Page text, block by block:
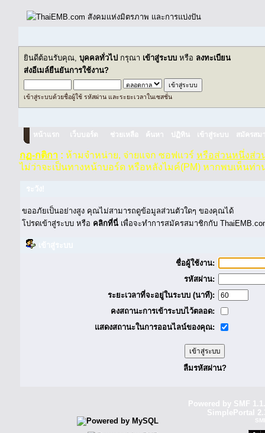
ยินดีต้อนรับคุณ, บุคคลทั่วไป กรุณา เข้าสู่ระบบ หรือ ลงทะเบียน
ส่งอีเมล์ยืนยันการใช้งาน?
เข้าสู่ระบบด้วยชื่อผู้ใช้ รหัสผ่าน และระยะเวลาในเซสชั่น
หน้าแรก เว็บบอร์ด ช่วยเหลือ ค้นหา ปฏิทิน เข้าสู่ระบบ สมัครสม
กฏ-กติกา : ห้ามจำหน่าย, จ่ายแจก ซอฟแวร์ หรือส่วนหนึ่งส่ว
ไม่ว่าจะเป็นทางหน้าบอร์ด หรือหลังไมค์(PM) หากพบเห็นท่า
ขออภัยเป็นอย่างสูง คุณไม่สามารถดูข้อมูลส่วนตัวใดๆ ของคุณได้
โปรดเข้าสู่ระบบ หรือ คลิกที่นี่ เพื่อจะทำการสมัครสมาชิกกับ
ชื่อผู้ใช้งาน:
รหัสผ่าน:
ระยะเวลาที่จะอยู่ในระบบ (นาที):
คงสถานะการเข้าระบบไว้ตลอด:
แสดงสถานะในการออนไลน์ของคุณ:
ลืมรหัสผ่าน?
Powered by SMF
SimplePortal